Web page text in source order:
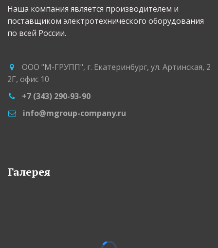
Наша компания является производителем и
поставщиком электротехнического оборудования
по всей России.
ООО "М-ГРУПП", г. Екатеринбург, ул. Артинская, 2
2Г, офис 10
+7 (343) 290-93-90
info@mgroup-company.ru
Галерея